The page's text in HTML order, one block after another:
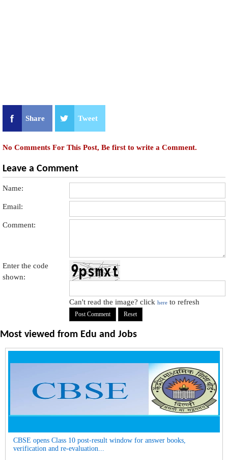
Share Tweet
No Comments For This Post, Be first to write a Comment.
Leave a Comment
Name:
Email:
Comment:
Enter the code
shown:
Can't read the image? clickhere to refresh
Most viewed from Edu and Jobs
CBSE opens Class 10 post-result window for answer books,
verification and re-evaluation...